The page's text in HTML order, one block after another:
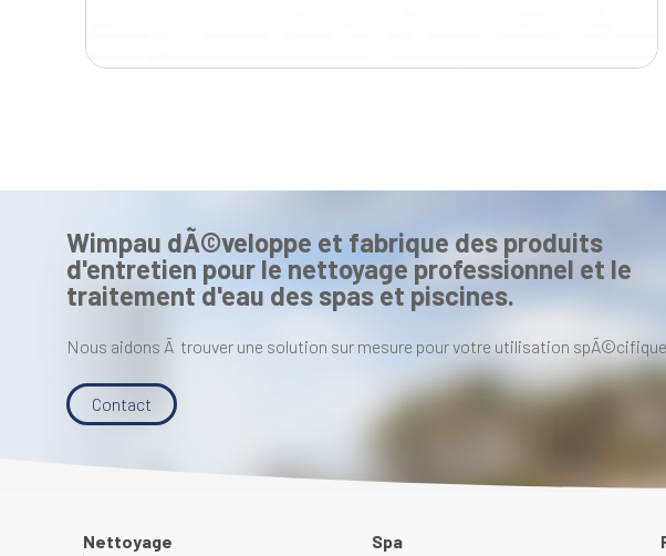
Wimpau dÃ©veloppe et fabrique des produits
d'entretien pour le nettoyage professionnel et le
traitement d'eau des spas et piscines.
Nous aidons Ã trouver une solution sur mesure pour votre utilisation
Contact
Nettoyage
Spa